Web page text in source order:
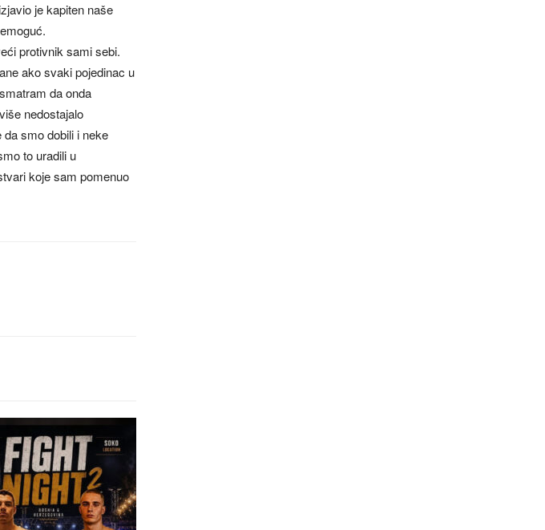
je kapiten naše
protivnik sami sebi.
ako svaki pojedinac u
da onda
nedostajalo
smo dobili i neke
to uradili u
koje sam pomenuo